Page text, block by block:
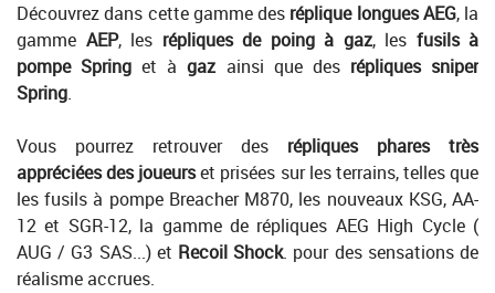
Découvrez dans cette gamme des réplique longues AEG, la
gamme AEP, les répliques de poing à gaz, les fusils à
pompe Spring et àgazainsi que des répliques sniper
Spring.
Vous pourrez retrouver des répliques phares très
appréciées des joueurset prisées sur les terrains, telles que
les fusils à pompe Breacher M870, les nouveaux KSG, AA-
12 et SGR-12, la gamme de répliques AEG High Cycle (
AUG / G3 SAS...) et Recoil Shock. pour des sensations de
réalisme accrues.